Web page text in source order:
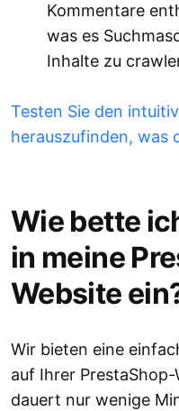
Kommentare
was es
Inhalte zu
Testen Sie den
herauszufinden, was
Wie bette
in meine
Website
Wir bieten eine
auf Ihrer
dauert nur wenige